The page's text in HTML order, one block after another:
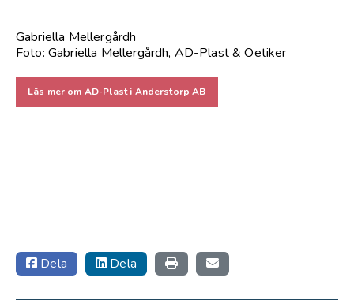
Gabriella Mellergårdh
Foto: Gabriella Mellergårdh, AD-Plast & Oetiker
Läs mer om AD-Plast i Anderstorp AB
Dela Dela